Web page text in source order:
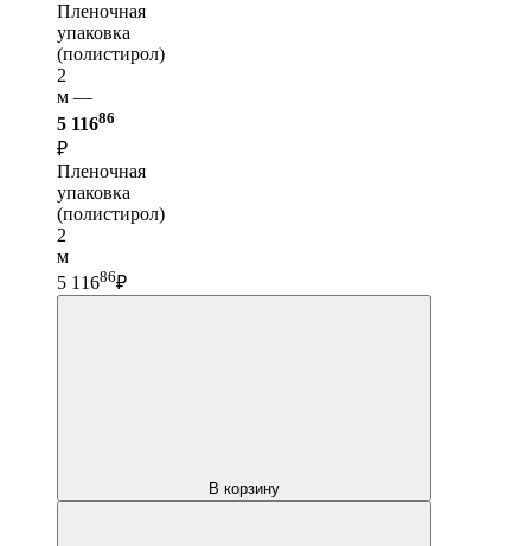
Пленочная
упаковка
(полистирол)
2
м —
5 11686
₽
Пленочная
упаковка
(полистирол)
2
м
5 11686₽
В корзину